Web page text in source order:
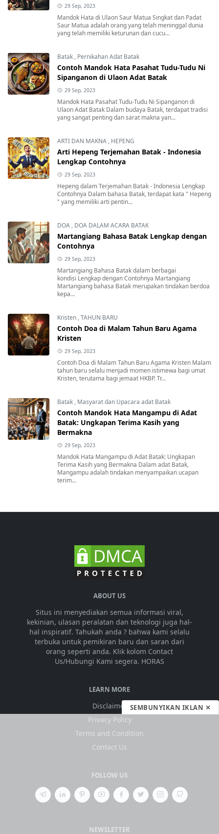
29 Sep, 2023
Mandok Hata di Ulaon Saur Matua Singkat dan Padat
Saur Matua adalah orang yang telah meninggal dunia
yang telah memiliki keturunan dan cucu...
Batak , Pernikahan Adat Batak
Contoh Mandok Hata Pasahat Tudu-Tudu Ni
Sipanganon di Ulaon Adat Batak
29 Sep, 2023
Mandok Hata Pasahat Tudu-Tudu Ni Sipanganon di
Ulaon Adat Batak Dalam budaya Batak, terdapat tradisi
yang sangat penting dan sarat makna yan...
ARTI DAN MAKNA , HEPENG
Arti Hepeng Terjemahan Batak - Indonesia
Lengkap Contohnya
29 Sep, 2023
Hepeng dalam Terjemahan Batak - Indonesia Lengkap
Contohnya Dalam bahasa Batak, terdapat kata " Hepeng
" yang memiliki arti pentin...
DOA , DOA DALAM ACARA BATAK
Martangiang Bahasa Batak Lengkap dengan
Contohnya
29 Sep, 2023
Martangiang Bahasa Batak dalam berbagai
kondisi Lengkap dengan Contohnya Martangiang
Martangiang bahasa Batak merupakan tindakan berdoa
kepa...
Kristen ,TAHUN BARU
Contoh Doa di Malam Tahun Baru Agama
Kristen
29 Sep, 2023
Contoh Doa di Malam Tahun Baru Agama Kristen Malam
tahun baru selalu menjadi momen istimewa bagi umat
Kristen, terutama bagi jemaat HKBP. Tr...
Batak , Masyarat dan Upacara adat Batak
Contoh Mandok Hata Mangampu di Adat
Batak: Ungkapan Terima Kasih yang
Bermakna
29 Sep, 2023
Mandok Hata Mangampu di Adat Batak: Ungkapan
Terima Kasih yang Bermakna Dalam adat Batak,
Mangampu adalah tindakan menyampaikan ucapan
terim...
ABOUT US
Situs ini menyediakan semua informasi viral,
kekinian, ulasan peralatan dan teknologi juga hal-
hal inspiratif. Tahukah anda ? bahwa kami selalu
terbuka untuk pemikiran baru dan saran dari
orang seperti anda. Klik kolom Contact
Us/Hubungi Kami segera. HORAS
LEARN MORE
Disclaimer
Privacy Policy
Terms and Condition
Contact Us
FOLLOW US
NEWSLETTER
SEMBUNYIKAN IKLAN ✕